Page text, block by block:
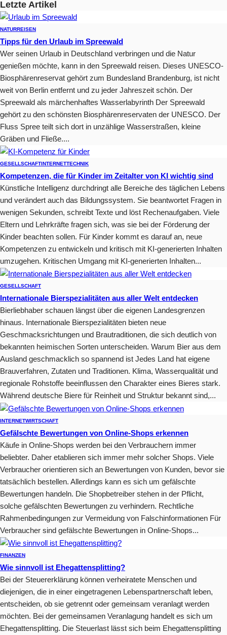
Letzte Artikel
NATURREISEN
Tipps für den Urlaub im Spreewald
Wer seinen Urlaub in Deutschland verbringen und die Natur
genießen möchte, kann in den Spreewald reisen. Dieses UNESCO-
Biosphärenreservat gehört zum Bundesland Brandenburg, ist nicht
weit von Berlin entfernt und zu jeder Jahreszeit schön. Der
Spreewald als märchenhaftes Wasserlabyrinth Der Spreewald
gehört zu den schönsten Biosphärenreservaten der UNESCO. Der
Fluss Spree teilt sich dort in unzählige Wasserstraßen, kleine
Gräben und Fließe....
GESELLSCHAFT INTERNETTECHNIK
Kompetenzen, die für Kinder im Zeitalter von KI wichtig sind
Künstliche Intelligenz durchdringt alle Bereiche des täglichen Lebens
und verändert auch das Bildungssystem. Sie beantwortet Fragen in
wenigen Sekunden, schreibt Texte und löst Rechenaufgaben. Viele
Eltern und Lehrkräfte fragen sich, was sie bei der Förderung der
Kinder beachten sollen. Für Kinder kommt es darauf an, neue
Kompetenzen zu entwickeln und kritisch mit KI-generierten Inhalten
umzugehen. Kritischen Umgang mit KI-generierten Inhalten...
GESELLSCHAFT
Internationale Bierspezialitäten aus aller Welt entdecken
Bierliebhaber schauen längst über die eigenen Landesgrenzen
hinaus. Internationale Bierspezialitäten bieten neue
Geschmacksrichtungen und Brautraditionen, die sich deutlich von
bekannten heimischen Sorten unterscheiden. Warum Bier aus dem
Ausland geschmacklich so spannend ist Jedes Land hat eigene
Brauverfahren, Zutaten und Traditionen. Klima, Wasserqualität und
regionale Rohstoffe beeinflussen den Charakter eines Bieres stark.
Während deutsche Biere für Reinheit und Struktur bekannt sind,...
INTERNETWIRTSCHAFT
Gefälschte Bewertungen von Online-Shops erkennen
Käufe in Online-Shops werden bei den Verbrauchern immer
beliebter. Daher etablieren sich immer mehr solcher Shops. Viele
Verbraucher orientieren sich an Bewertungen von Kunden, bevor sie
tatsächlich bestellen. Allerdings kann es sich um gefälschte
Bewertungen handeln. Die Shopbetreiber stehen in der Pflicht,
solche gefälschten Bewertungen zu verhindern. Rechtliche
Rahmenbedingungen zur Vermeidung von Falschinformationen Für
Verbraucher sind gefälschte Bewertungen in Online-Shops...
FINANZEN
Wie sinnvoll ist Ehegattensplitting?
Bei der Steuererklärung können verheiratete Menschen und
diejenigen, die in einer eingetragenen Lebenspartnerschaft leben,
entscheiden, ob sie getrennt oder gemeinsam veranlagt werden
möchten. Bei der gemeinsamen Veranlagung handelt es sich um
Ehegattensplitting. Die Steuerlast lässt sich beim Ehegattensplitting